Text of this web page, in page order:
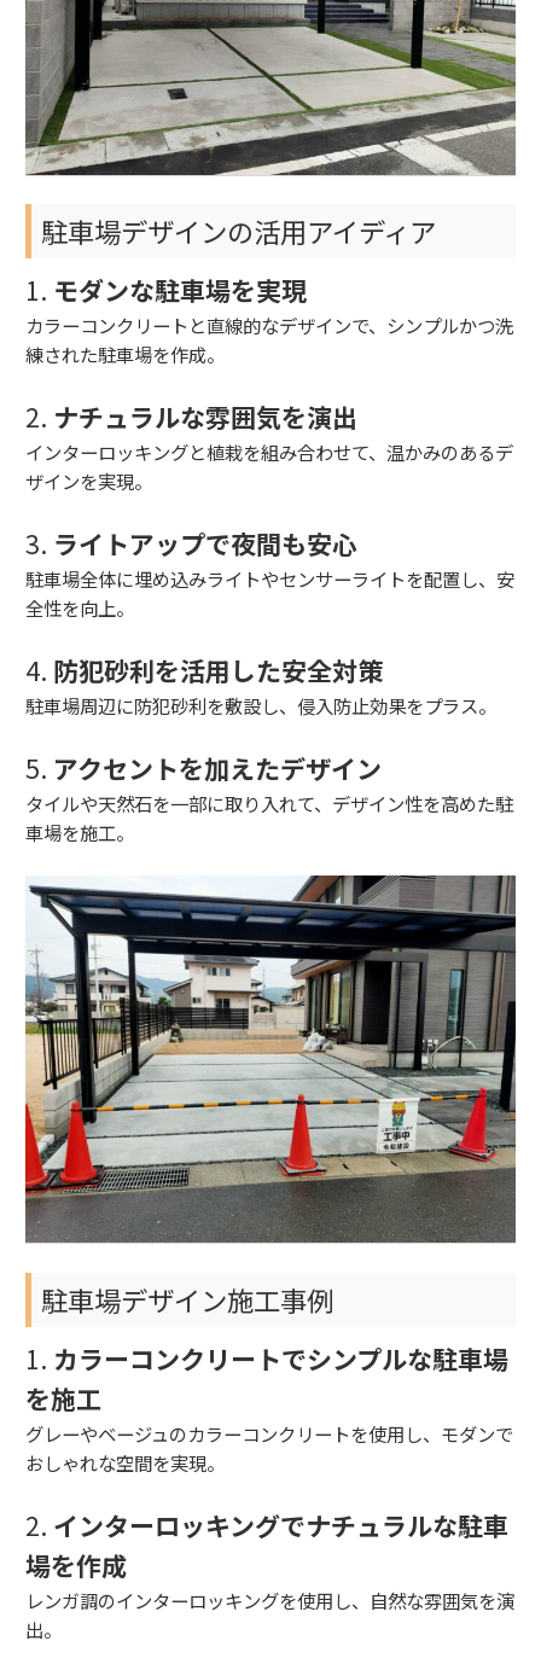
駐車場デザインの活用アイディア
1. モダンな駐車場を実現
カラーコンクリートと直線的なデザインで、シンプルかつ洗
練された駐車場を作成。
2. ナチュラルな雰囲気を演出
インターロッキングと植栽を組み合わせて、温かみのあるデ
ザインを実現。
3. ライトアップで夜間も安心
駐車場全体に埋め込みライトやセンサーライトを配置し、安
全性を向上。
4. 防犯砂利を活用した安全対策
駐車場周辺に防犯砂利を敷設し、侵入防止効果をプラス。
5. アクセントを加えたデザイン
タイルや天然石を一部に取り入れて、デザイン性を高めた駐
車場を施工。
駐車場デザイン施工事例
1. カラーコンクリートでシンプルな駐車場
を施工
グレーやベージュのカラーコンクリートを使用し、モダンで
おしゃれな空間を実現。
2. インターロッキングでナチュラルな駐車
場を作成
レンガ調のインターロッキングを使用し、自然な雰囲気を演
出。